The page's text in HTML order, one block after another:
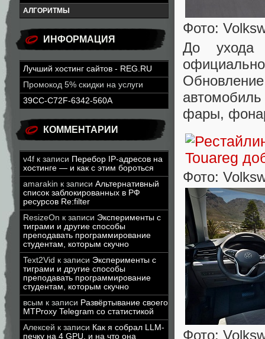
АЛГОРИТМЫ
ИНФОРМАЦИЯ
Лучший хостинг сайтов - REG.RU
Промокод 5% скидки на услуги
39CC-C72F-6342-560A
КОММЕНТАРИИ
v4f к записи Перебор IP-адресов на
хостинге — и как с этим бороться
amarakin к записи Альтернативный
список заблокированных в РФ
ресурсов Re:filter
ResizeOn к записи Эксперименты с
тиграми и другие способы
преподавать программирование
студентам, которым скучно
Text2Vid к записи Эксперименты с
тиграми и другие способы
преподавать программирование
студентам, которым скучно
всым к записи Развёртывание своего
MTProxy Telegram со статистикой
Алексей к записи Как я собрал LLM-
печку на 4 GPU, и на что она
Фото:
До ухода
фары,
Фото:
Фото: